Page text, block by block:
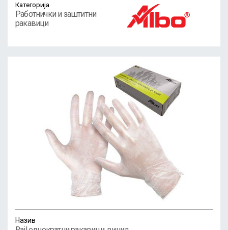
Категорија
Работнички и заштитни
ракавици
Назив